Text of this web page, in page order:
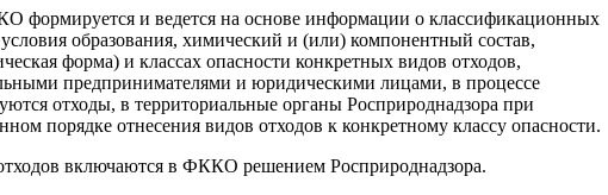
формируется и ведется на основе информации о классификационных
образования, химический и (или) компонентный состав,
форма) и классах опасности конкретных видов отходов,
предпринимателями и юридическими лицами, в процессе
отходы, в территориальные органы Росприроднадзора при
порядке отнесения видов отходов к конкретному классу опасности.
включаются в ФККО решением Росприроднадзора.